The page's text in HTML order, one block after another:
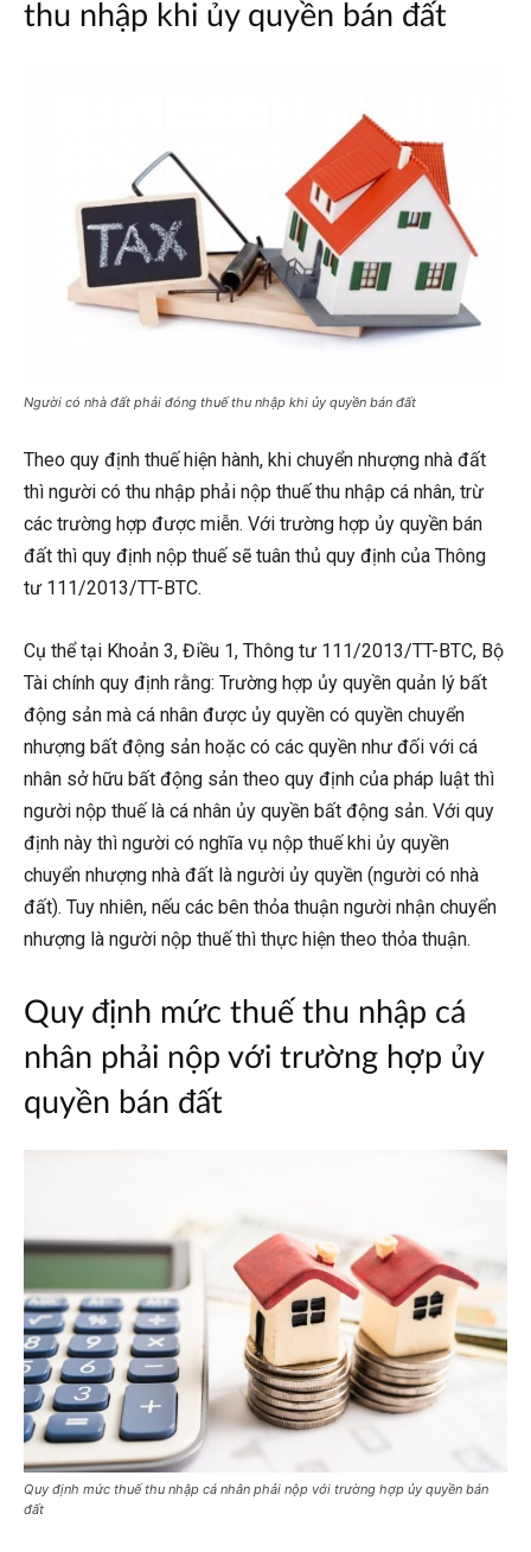
thu nhập khi ủy quyền bán đất
Người có nhà đất phải đóng thuế thu nhập khi ủy quyền bán đất
Theo quy định thuế hiện hành, khi chuyển nhượng nhà đất
thì người có thu nhập phải nộp thuế thu nhập cá nhân, trừ
các trường hợp được miễn. Với trường hợp ủy quyền bán
đất thì quy định nộp thuế sẽ tuân thủ quy định của Thông
tư 111/2013/TT-BTC.
Cụ thể tại Khoản 3, Điều 1, Thông tư 111/2013/TT-BTC, Bộ
Tài chính quy định rằng: Trường hợp ủy quyền quản lý bất
động sản mà cá nhân được ủy quyền có quyền chuyển
nhượng bất động sản hoặc có các quyền như đối với cá
nhân sở hữu bất động sản theo quy định của pháp luật thì
người nộp thuế là cá nhân ủy quyền bất động sản. Với quy
định này thì người có nghĩa vụ nộp thuế khi ủy quyền
chuyển nhượng nhà đất là người ủy quyền (người có nhà
đất). Tuy nhiên, nếu các bên thỏa thuận người nhận chuyển
nhượng là người nộp thuế thì thực hiện theo thỏa thuận.
Quy định mức thuế thu nhập cá
nhân phải nộp với trường hợp ủy
quyền bán đất
Quy định mức thuế thu nhập cá nhân phải nộp với trường hợp ủy quyền bán
đất